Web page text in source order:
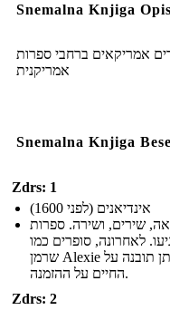
Snemalna Knjiga Opis
אמריקאים ברחבי ספרות
אמריקנית
Snemalna Knjiga
Zdrs: 1
אינדיאנים (לפני 1600)
שירים, ושירה. ספרות
לאחרונה, סופרים כמו
שרמן Alexie החיו סיפורים של אינדיאנים עם סיפוריו, אשר נותן תובנה על
החיים על ההזמנה.
Zdrs: 2